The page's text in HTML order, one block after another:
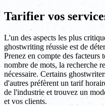
Tarifier vos
L'un des aspects les plus
ghostwriting réussie est de
Prenez en compte des
nombre de mots, la recherche
nécessaire. Certains
d'autres préfèrent un tarif
de l'industrie et trouvez un
et vos clients.